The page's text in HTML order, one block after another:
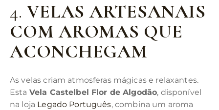
4.VELAS ARTESANAIS
COM AROMAS QUE
ACONCHEGAM
As velas criam atmosferas mágicas e relaxantes.
Esta Vela Castelbel Flor de Algodão, disponível
na loja Legado Português, combina um aroma